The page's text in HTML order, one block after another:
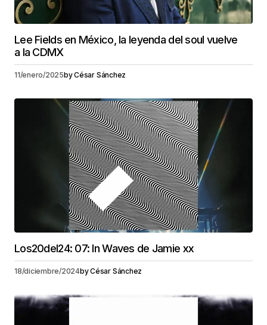
Lee Fields en México, la leyenda del soul vuelve
a la CDMX
11/enero/2025byCésar Sánchez
Los20del24: 07: In Waves de Jamie xx
18/diciembre/2024byCésar Sánchez